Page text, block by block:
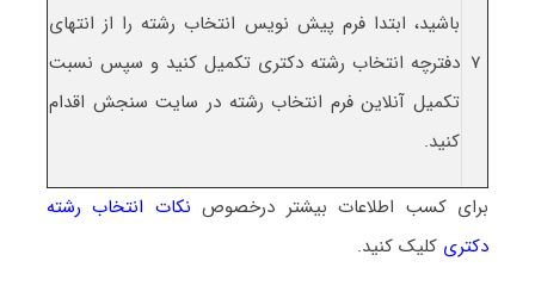
۷
باشید، ابتدا فرم پیش نویس انتخاب رشته را از انتهای
دفترچه انتخاب رشته دکتری تکمیل کنید و سپس نسبت
تکمیل آنلاین فرم انتخاب رشته در سایت سنجش اقدام
کنید.
برای کسب اطلاعات بیشتر درخصوص نکات انتخاب رشته
دکتری کلیک کنید.